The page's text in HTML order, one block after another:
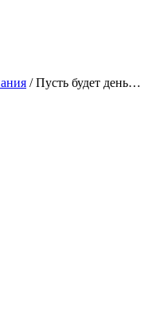
/Пусть будет день…